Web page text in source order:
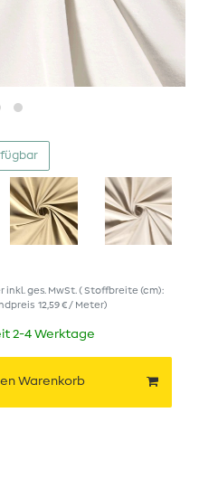
inkl. ges. MwSt. ( Stoffbreite (cm):
12,59 € / Meter)
2-4 Werktage
Warenkorb